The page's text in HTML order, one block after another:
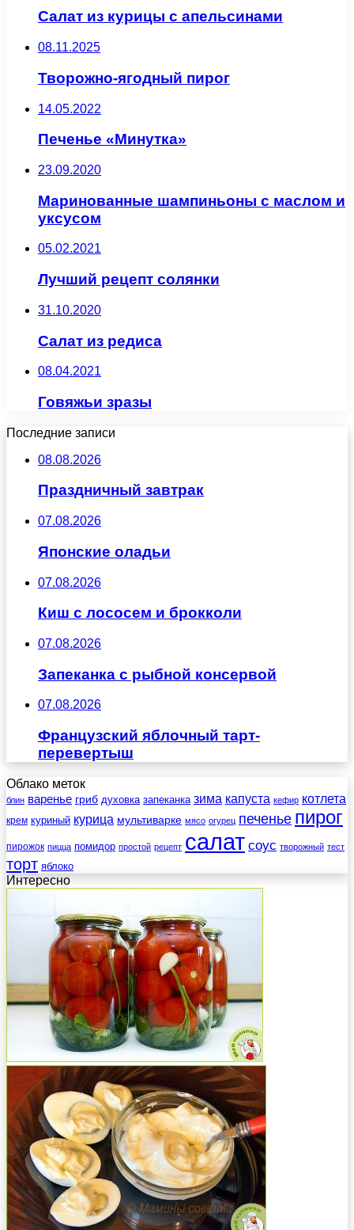
Салат из курицы с апельсинами
08.11.2025
Творожно-ягодный пирог
14.05.2022
Печенье «Минутка»
23.09.2020
Маринованные шампиньоны с маслом и
уксусом
05.02.2021
Лучший рецепт солянки
31.10.2020
Салат из редиса
08.04.2021
Говяжьи зразы
Последние записи
08.08.2026
Праздничный завтрак
07.08.2026
Японские оладьи
07.08.2026
Киш с лососем и брокколи
07.08.2026
Запеканка с рыбной консервой
07.08.2026
Французский яблочный тарт-
перевертыш
Облако меток
блин варенье гриб духовка запеканка зима капуста кефир котлета
крем куриный курица мультиварке мясо огурец печенье пирог
пирожок пицца помидор простой рецепт салат соус творожный тест
торт яблоко
Интересно